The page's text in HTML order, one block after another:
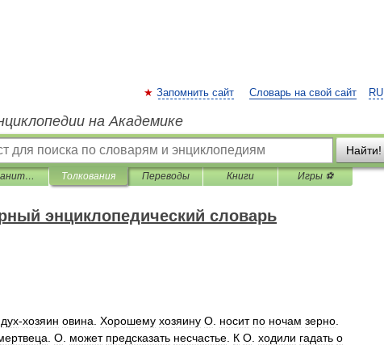
RU
Запомнить сайт Словарь на свой сайт
на Академике
Найти!
Российский гуманитарный энциклопедический словарь Толкования Переводы Книги Игры ⚽
энциклопедический словарь
дух-хозяин овина Хорошему хозяину О носит по ночам зерно
О может предсказать несчастье К О ходили гадать о